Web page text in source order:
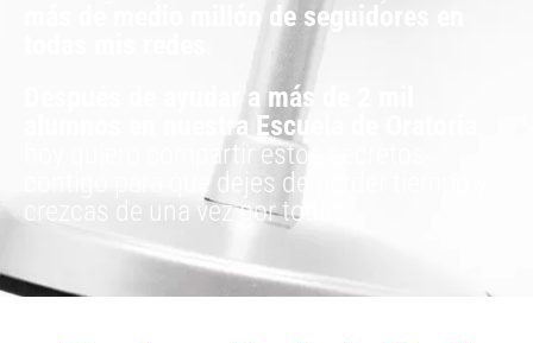
más de medio millón de seguidores en
Después de ayudar a más de 2 mil
alumnos en nuestra Escuela de Oratoria
hoy quiero compartir estos secretos
contigo para que dejes de perder tiempo y
crezcas de una vez por todas.